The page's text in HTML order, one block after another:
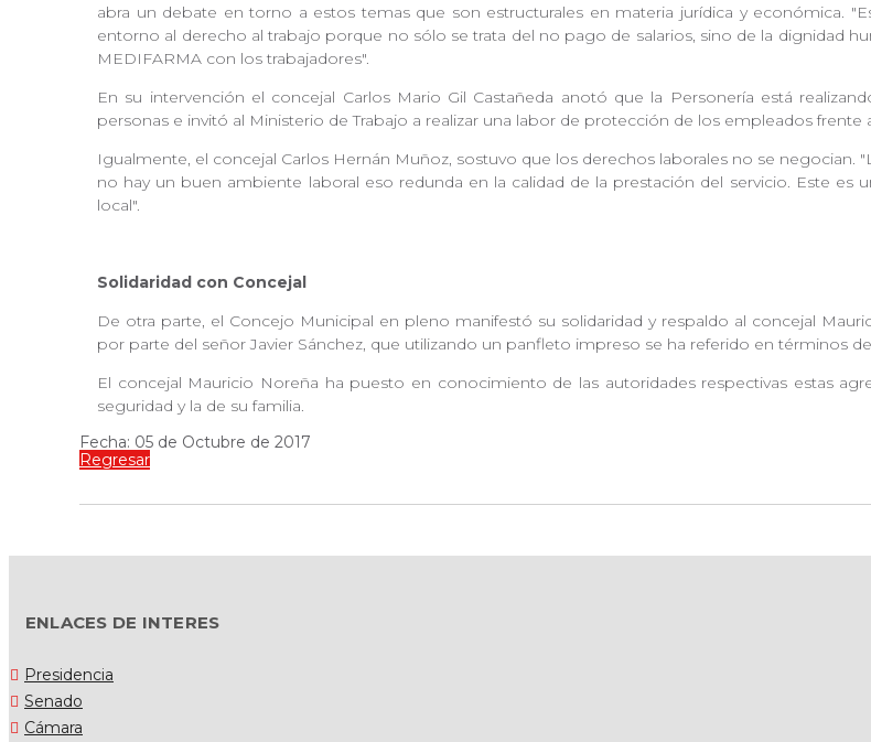
abra un debate en torno a estos temas que son estructurales en materia jurídica y económica.
entorno al derecho al trabajo porque no sólo se trata del no pago de salarios, sino de la dignidad
MEDIFARMA con los trabajadores".
En su intervención el concejal Carlos Mario Gil Castañeda anotó que la Personería está
personas e invitó al Ministerio de Trabajo a realizar una labor de protección de los empleados frente
Igualmente, el concejal Carlos Hernán Muñoz, sostuvo que los derechos laborales no se
no hay un buen ambiente laboral eso redunda en la calidad de la prestación del servicio. Este es
local".
Solidaridad con Concejal
De otra parte, el Concejo Municipal en pleno manifestó su solidaridad y respaldo al concejal
por parte del señor Javier Sánchez, que utilizando un panfleto impreso se ha referido en términos
El concejal Mauricio Noreña ha puesto en conocimiento de las autoridades respectivas estas
seguridad y la de su familia.
Fecha: 05 de Octubre de 2017
Regresar
ENLACES DE INTERES
Presidencia
Senado
Cámara